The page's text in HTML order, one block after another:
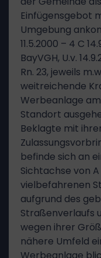
Einfügensgebot
Umgebung
11.5.2000 – 4 C
BayVGH, U.v.
Rn. 23, jeweils
weitreichende
Werbeanlage
Standort
Beklagte mit
befinde sich an
Sichtachse von
vielbefahrenen
aufgrund des
Straßenverlaufs
wegen ihrer
nähere Umfeld